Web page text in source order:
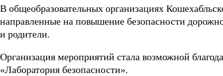
B общеобразовательных организациях
направленные на повышение безопасности
и родители.
Организация мероприятий стала возможной
«Лаборатория безопасности».